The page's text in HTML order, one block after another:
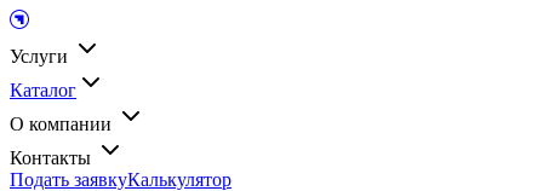
Услуги
Каталог
О компании
Контакты
Подать заявкуКалькулятор